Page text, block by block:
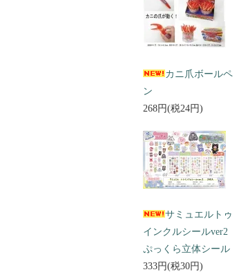
カニ爪ボールペ
ン
268円(税24円)
サミュエルトゥ
インクルシールver2
ぷっくら立体シール
333円(税30円)